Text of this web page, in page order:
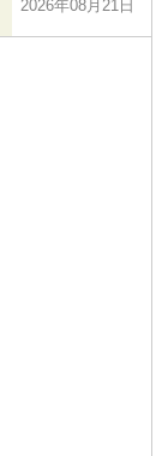
2026年08月21日